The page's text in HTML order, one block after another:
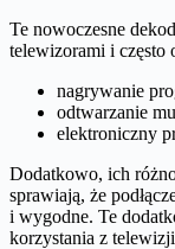
Te nowoczesne
telewizorami i często
nagrywanie
odtwarzanie
elektroniczny
Dodatkowo, ich
sprawiają, że
i wygodne. Te
korzystania z